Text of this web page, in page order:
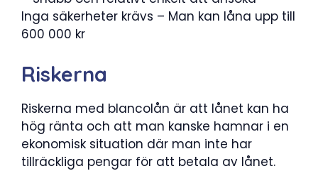
Inga säkerheter krävs – Man kan låna upp till
600 000 kr
Riskerna
Riskerna med blancolån är att lånet kan ha
hög ränta och att man kanske hamnar i en
ekonomisk situation där man inte har
tillräckliga pengar för att betala av lånet.